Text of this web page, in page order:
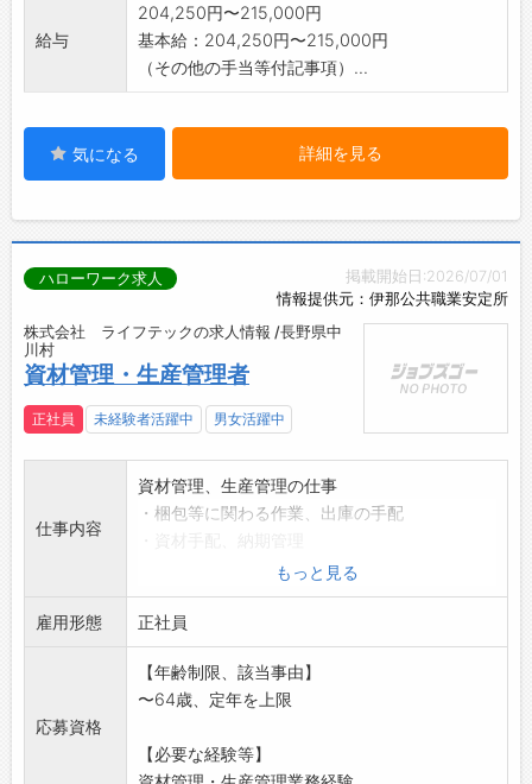
給与
204,250円〜215,000円
基本給：204,250円〜215,000円
（その他の手当等付記事項）...
気になる 詳細を見る
掲載開始日:2026/07/01
情報提供元：伊那公共職業安定所
ハローワーク求人
株式会社 ライフテックの求人情報 /長野県中
川村
資材管理・生産管理者
正社員 未経験者活躍中 男女活躍中
仕事内容
資材管理、生産管理の仕事
・梱包等に関わる作業、出庫の手配
・社有車にて外出あり
*指導者がいますので未経験者でも丁寧に指導い
たします。
*やる気のある方の応募をお待ちしています。
※応募を希望される方はハローワークもしくは
業務の変更範囲:変更なし
もっと見る
雇用形態 正社員
応募資格
【年齢制限、該当事由】
〜64歳、定年を上限
【必要な経験等】